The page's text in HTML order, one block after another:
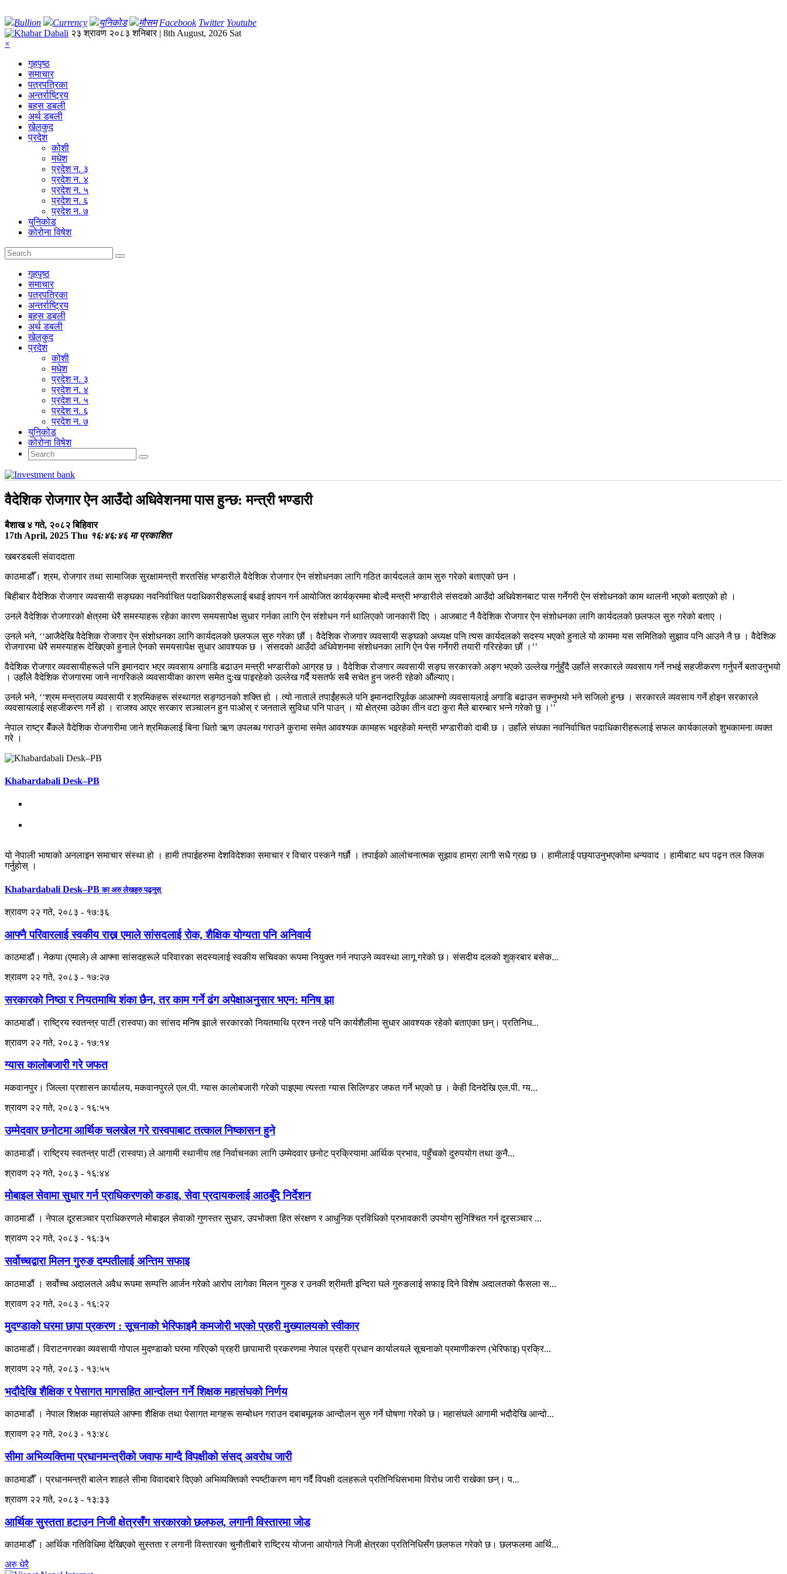
Bullion Currency युनिकोड मौसम Facebook Twitter Youtube
२३ श्रावण २०८३ शनिबार | 8th August, 2026 Sat
×
गृहपृष्‍ठ
समाचार
पत्रपत्रिका
अन्तर्राष्ट्रिय
बहस डबली
अर्थ डबली
खेलकुद
प्रदेश
कोशी
मधेश
प्रदेश न. ३
प्रदेश न. ४
प्रदेश न. ५
प्रदेश न. ६
प्रदेश न. ७
युनिकोड
कोरोना विषेश
गृहपृष्‍ठ
समाचार
पत्रपत्रिका
अन्तर्राष्ट्रिय
बहस डबली
अर्थ डबली
खेलकुद
प्रदेश
कोशी
मधेश
प्रदेश न. ३
प्रदेश न. ४
प्रदेश न. ५
प्रदेश न. ६
प्रदेश न. ७
युनिकोड
कोरोना विषेश
वैदेशिक रोजगार ऐन आउँदो अधिवेशनमा पास हुन्छ: मन्त्री भण्डारी
बैशाख ४ गते, २०८२ बिहिवार
17th April, 2025 Thu १६:४६:४६ मा प्रकाशित
खबरडबली संवाददाता
काठमाडौँ। श्रम, रोजगार तथा सामाजिक सुरक्षामन्त्री शरतसिंह भण्डारीले वैदेशिक रोजगार ऐन संशोधनका लागि गठित कार्यदलले काम सुरु गरेको बताएको छन ।
बिहीबार वैदेशिक रोजगार व्यवसायी सङ्घका नवनिर्वाचित पदाधिकारीहरूलाई बधाई ज्ञापन गर्न आयोजित कार्यक्रममा बोल्दै मन्त्री भण्डारीले संसदको आउँदो अधिवेशनबाट पास गर्नेगरी ऐन संशोधनको काम थालनी भएको बताएको हो ।
उनले वैदेशिक रोजगारको क्षेत्रमा धेरै समस्याहरू रहेका कारण समयसापेक्ष सुधार गर्नका लागि ऐन संशोधन गर्न थालिएको जानकारी दिए । आजबाट नै वैदेशिक रोजगार ऐन संशोधनका लागि कार्यदलको छलफल सुरु गरेको बताए ।
उनले भने, ‘‘आजैदेखि वैदेशिक रोजगार ऐन संशोधनका लागि कार्यदलको छलफल सुरु गरेका छौं । वैदेशिक रोजगार व्यवसायी सङ्घको अध्यक्ष पनि त्यस कार्यदलको सदस्य भएको हुनाले यो काममा यस समितिको सुझाव पनि आउने नै छ । वैदेशिक
रोजगारमा धेरै समस्याहरू देखिएको हुनाले ऐनको समयसापेक्ष सुधार आवश्यक छ । संसदको आउँदो अधिवेशनमा संशोधनका लागि ऐन पेस गर्नेगरी तयारी गरिरहेका छौं ।’’
वैदेशिक रोजगार व्यवसायीहरूले पनि इमानदार भएर व्यवसाय अगाडि बढाउन मन्त्री भण्डारीको आग्रह छ । वैदेशिक रोजगार व्यवसायी सङ्घ सरकारको अङ्ग भएको उल्लेख गर्नुहुँदै उहाँले सरकारले व्यवसाय गर्ने नभई सहजीकरण गर्नुपर्ने बताउनुभयो
। उहाँले वैदेशिक रोजगारमा जाने नागरिकले व्यवसायीका कारण समेत दु:ख पाइरहेको उल्लेख गर्दै यसतर्फ सबै सचेत हुन जरुरी रहेको औंल्याए।
उनले भने, ‘‘श्रम मन्त्रालय व्यवसायी र श्रमिकहरू संस्थागत सङ्गठनको शक्ति हो । त्यो नाताले तपाईंहरूले पनि इमानदारिपूर्वक आआफ्नो व्यवसायलाई अगाडि बढाउन सक्नुभयो भने सजिलो हुन्छ । सरकारले व्यवसाय गर्ने होइन सरकारले
व्यवसायलाई सहजीकरण गर्ने हो । राजश्व आएर सरकार सञ्चालन हुन पाओस् र जनताले सुविधा पनि पाउन् । यो क्षेत्रमा उठेका तीन वटा कुरा मैले बारम्बार भन्ने गरेको छु ।’’
नेपाल राष्ट्र बैँकले वैदेशिक रोजगारीमा जाने श्रमिकलाई बिना धितो ऋण उपलब्ध गराउने कुरामा समेत आवश्यक कामहरू भइरहेको मन्त्री भण्डारीको दाबी छ । उहाँले संघका नवनिर्वाचित पदाधिकारीहरूलाई सफल कार्यकालको शुभकामना व्यक्त
गरे ।
Khabardabali Desk–PB
यो नेपाली भाषाको अनलाइन समाचार संस्था हो । हामी तपाईहरुमा देशविदेशका समाचार र विचार पस्कने गर्छौ । तपाईको आलोचनात्मक सुझाव हाम्रा लागी सधै ग्रह्य छ । हामीलाई पछ्याउनुभएकोमा धन्यवाद । हामीबाट थप पढ्न तल क्लिक
गर्नुहोस् ।
Khabardabali Desk–PBका अरु लेखहरु पढ्नुस्
श्रावण २२ गते, २०८३ - १७:३६
आफ्नै परिवारलाई स्वकीय राख्न एमाले सांसदलाई रोक, शैक्षिक योग्यता पनि अनिवार्य
काठमाडौं। नेकपा (एमाले) ले आफ्ना सांसदहरूले परिवारका सदस्यलाई स्वकीय सचिवका रूपमा नियुक्त गर्न नपाउने व्यवस्था लागू गरेको छ। संसदीय दलको शुक्रबार बसेक...
श्रावण २२ गते, २०८३ - १७:२७
सरकारको निष्ठा र नियतमाथि शंका छैन, तर काम गर्ने ढंग अपेक्षाअनुसार भएन: मनिष झा
काठमाडौं। राष्ट्रिय स्वतन्त्र पार्टी (रास्वपा) का सांसद मनिष झाले सरकारको नियतमाथि प्रश्न नरहे पनि कार्यशैलीमा सुधार आवश्यक रहेको बताएका छन्। प्रतिनिध...
श्रावण २२ गते, २०८३ - १७:१४
ग्यास कालोबजारी गरे जफत
मकवानपुर। जिल्ला प्रशासन कार्यालय, मकवानपुरले एल.पी. ग्यास कालोबजारी गरेको पाइएमा त्यस्ता ग्यास सिलिण्डर जफत गर्ने भएको छ । केही दिनदेखि एल.पी. ग्य...
श्रावण २२ गते, २०८३ - १६:५५
उम्मेदवार छनोटमा आर्थिक चलखेल गरे रास्वपाबाट तत्काल निष्कासन हुने
काठमाडौं। राष्ट्रिय स्वतन्त्र पार्टी (रास्वपा) ले आगामी स्थानीय तह निर्वाचनका लागि उम्मेदवार छनोट प्रक्रियामा आर्थिक प्रभाव, पहुँचको दुरुपयोग तथा कुनै...
श्रावण २२ गते, २०८३ - १६:४४
मोबाइल सेवामा सुधार गर्न प्राधिकरणको कडाइ, सेवा प्रदायकलाई आठबुँदे निर्देशन
काठमाडौं । नेपाल दूरसञ्चार प्राधिकरणले मोबाइल सेवाको गुणस्तर सुधार, उपभोक्ता हित संरक्षण र आधुनिक प्रविधिको प्रभावकारी उपयोग सुनिश्चित गर्न दूरसञ्चार ...
श्रावण २२ गते, २०८३ - १६:३५
सर्वोच्चद्वारा मिलन गुरुङ दम्पतीलाई अन्तिम सफाइ
काठमाडौं । सर्वोच्च अदालतले अवैध रूपमा सम्पत्ति आर्जन गरेको आरोप लागेका मिलन गुरुङ र उनकी श्रीमती इन्दिरा घले गुरुङलाई सफाइ दिने विशेष अदालतको फैसला स...
श्रावण २२ गते, २०८३ - १६:२२
मुदण्डाको घरमा छापा प्रकरण : सूचनाको भेरिफाइमै कमजोरी भएको प्रहरी मुख्यालयको स्वीकार
काठमाडौं। विराटनगरका व्यवसायी गोपाल मुदण्डाको घरमा गरिएको प्रहरी छापामारी प्रकरणमा नेपाल प्रहरी प्रधान कार्यालयले सूचनाको प्रमाणीकरण (भेरिफाइ) प्रक्रि...
श्रावण २२ गते, २०८३ - १३:५५
भदौदेखि शैक्षिक र पेसागत मागसहित आन्दोलन गर्ने शिक्षक महासंघको निर्णय
काठमाडौं । नेपाल शिक्षक महासंघले आफ्ना शैक्षिक तथा पेसागत मागहरू सम्बोधन गराउन दबाबमूलक आन्दोलन सुरु गर्ने घोषणा गरेको छ। महासंघले आगामी भदौदेखि आन्दो...
श्रावण २२ गते, २०८३ - १३:४८
सीमा अभिव्यक्तिमा प्रधानमन्त्रीको जवाफ माग्दै विपक्षीको संसद् अवरोध जारी
काठमाडौँ । प्रधानमन्त्री बालेन शाहले सीमा विवादबारे दिएको अभिव्यक्तिको स्पष्टीकरण माग गर्दै विपक्षी दलहरूले प्रतिनिधिसभामा विरोध जारी राखेका छन्। प...
श्रावण २२ गते, २०८३ - १३:३३
आर्थिक सुस्तता हटाउन निजी क्षेत्रसँग सरकारको छलफल, लगानी विस्तारमा जोड
काठमाडौँ । आर्थिक गतिविधिमा देखिएको सुस्तता र लगानी विस्तारका चुनौतीबारे राष्ट्रिय योजना आयोगले निजी क्षेत्रका प्रतिनिधिसँग छलफल गरेको छ। छलफलमा आर्थि...
अरु धेरै